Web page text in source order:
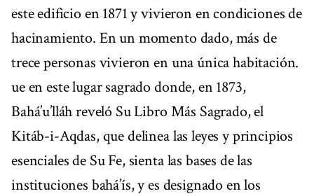
este edificio en 1871 y vivieron en condiciones de
hacinamiento. En un momento dado, más de
trece personas vivieron en una única habitación.
ue en este lugar sagrado donde, en 1873,
Bahá’u’lláh reveló Su Libro Más Sagrado, el
Kitáb-i-Aqdas, que delinea las leyes y principios
esenciales de Su Fe, sienta las bases de las
instituciones bahá’ís, y es designado en los